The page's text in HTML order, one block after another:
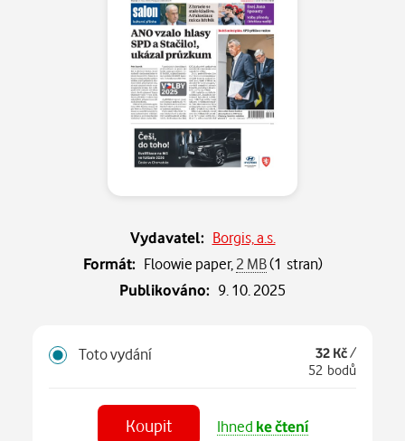
Vydavatel: Borgis, a.s.
Formát: Floowie paper, 2 MB(1 stran)
Publikováno: 9. 10. 2025
Toto vydání 32 Kč/
52 bodů
Koupit Ihned ke čtení